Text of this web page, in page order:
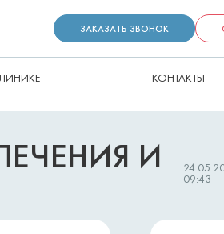
ЗАКАЗАТЬ ЗВОНОК
КОНТАКТЫ
И
09:43